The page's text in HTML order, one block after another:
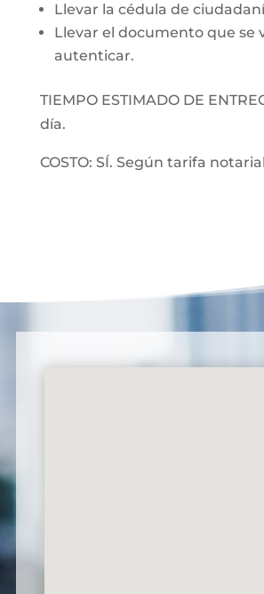
Llevar la cédula de
Llevar el documento que se
autenticar.
TIEMPO ESTIMADO DE
día.
COSTO: SÍ. Según tarifa